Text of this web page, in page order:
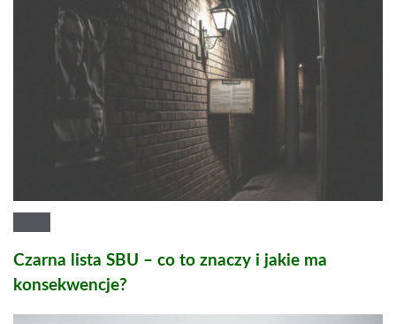
Czarna lista SBU – co to znaczy i jakie ma
konsekwencje?